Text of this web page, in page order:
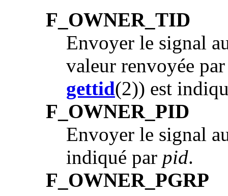
F_OWNER_TID
Envoyer le signal
valeur renvoyée
gettid(2)) est
F_OWNER_PID
Envoyer le signal
indiqué par pid.
F_OWNER_PGRP